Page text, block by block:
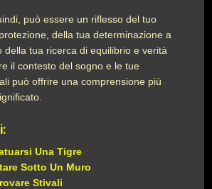
può essere un riflesso del tuo
della tua determinazione a
della tua ricerca di equilibrio e verità
il contesto del sogno e le tue
può offrire una comprensione più
Una Tigre
Sotto Un Muro
Stivali